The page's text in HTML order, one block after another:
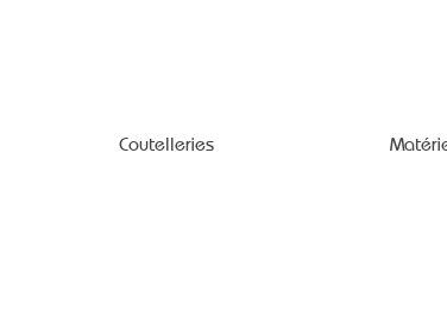
Coutelleries